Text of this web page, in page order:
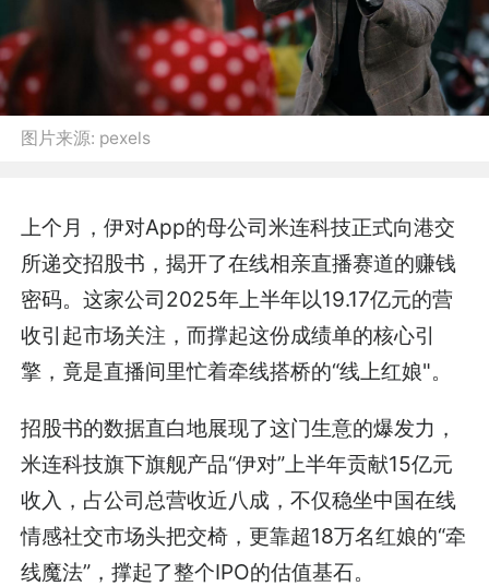
图片来源: pexels
上个月，伊对App的母公司米连科技正式向港交
所递交招股书，揭开了在线相亲直播赛道的赚钱
密码。这家公司2025年上半年以19.17亿元的营
收引起市场关注，而撑起这份成绩单的核心引
擎，竟是直播间里忙着牵线搭桥的“线上红娘"。
招股书的数据直白地展现了这门生意的爆发力，
米连科技旗下旗舰产品“伊对”上半年贡献15亿元
收入，占公司总营收近八成，不仅稳坐中国在线
情感社交市场头把交椅，更靠超18万名红娘的“牵
线魔法”，撑起了整个IPO的估值基石。